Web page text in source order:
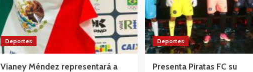
Deportes
Vianey Méndez representará a
Deportes
Presenta Piratas FC su